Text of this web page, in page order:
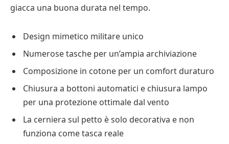
giacca una buona durata nel tempo.
Design mimetico militare unico
Numerose tasche per un’ampia archiviazione
Composizione in cotone per un comfort duraturo
Chiusura a bottoni automatici e chiusura lampo
per una protezione ottimale dal vento
La cerniera sul petto è solo decorativa e non
funziona come tasca reale